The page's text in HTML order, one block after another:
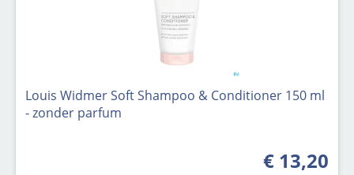
Louis Widmer Soft Shampoo & Conditioner 150 ml
- zonder parfum
€ 13,20